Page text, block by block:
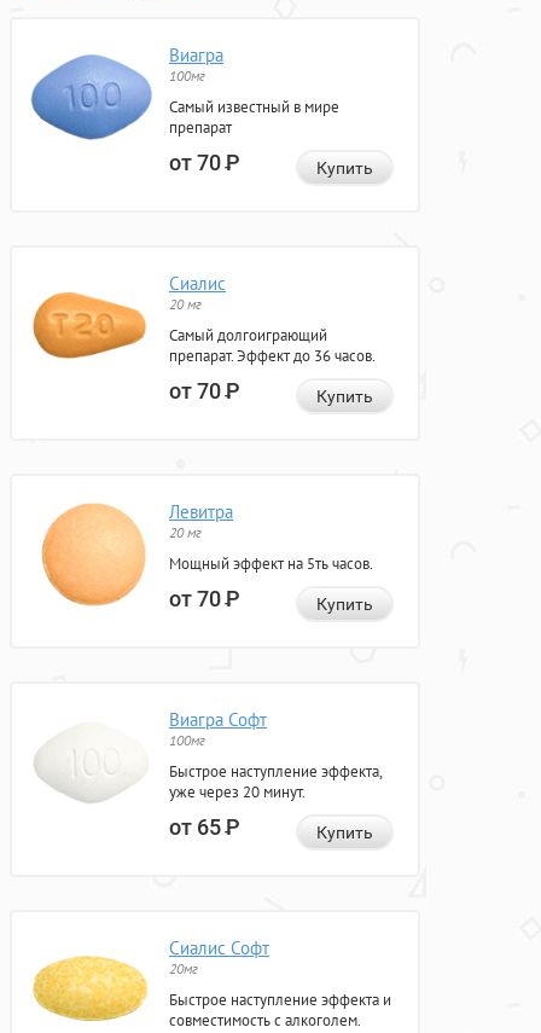
Виагра
100мг
Самый известный в мире
препарат
от 70Р Купить
Сиалис
20 мг
Самый долгоиграющий
препарат. Эффект до 36 часов.
от 70Р Купить
Левитра
20 мг
Мощный эффект на 5ть часов.
от 70Р Купить
Виагра Софт
100мг
Быстрое наступление эффекта,
уже через 20 минут.
от 65Р Купить
Сиалис Софт
20мг
Быстрое наступление эффекта и
совместимость с алкоголем.